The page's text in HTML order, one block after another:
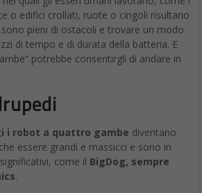
o edifici crollati, ruote o cingoli risultano
pieni di ostacoli e trovare un modo
di tempo e di durata della batteria. E
potrebbe consentirgli di andare in
i robot a quattro gambe diventano
essere grandi e massicci e sono in
come il BigDog, sempre
.